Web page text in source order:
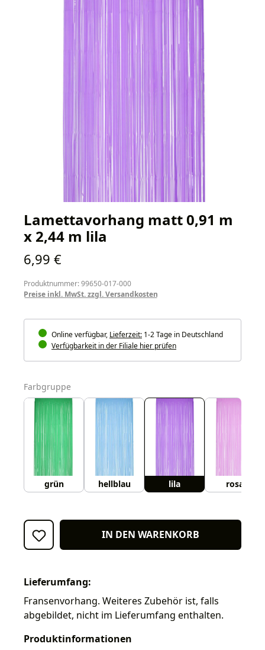
Lamettavorhang matt 0,91 m
x 2,44 m lila
Regulärer Preis:
6,99 €
Produktnummer: 99650-017-000
Preise inkl. MwSt. zzgl. Versandkosten
Online verfügbar, Lieferzeit: 1-2 Tage in Deutschland
Verfügbarkeit in der Filiale hier prüfen
Farbgruppe
grün hellblau lila rosa
IN DEN WARENKORB
Lieferumfang:
Fransenvorhang. Weiteres Zubehör ist, falls
abgebildet, nicht im Lieferumfang enthalten.
Produktinformationen